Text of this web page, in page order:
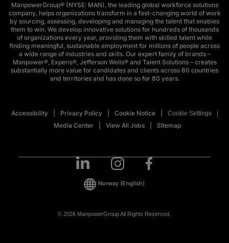
ManpowerGroup® (NYSE: MAN), the leading global workforce solutions
company, helps organizations transform in a fast-changing world of work
by sourcing, assessing, developing and managing the talent that enables
them to win. We develop innovative solutions for hundreds of thousands
of organizations every year, providing them with skilled talent while
finding meaningful, sustainable employment for millions of people across
a wide range of industries and skills. Our expert family of brands –
Manpower®, Experis®, Jefferson Wells® and Talent Solutions – creates
substantially more value for candidates and clients across 80 countries
and territories and has done so for 80 years.
Accessibility Privacy Policy Cookie Notice Cookie Settings
Media Center View All Jobs SItemap
© 2026 ManpowerGroup All Rights Reserved.
Norway (English)